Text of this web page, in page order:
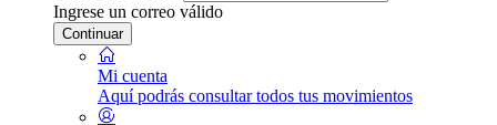
Ingrese un correo válido
Continuar
Mi cuenta
Aquí podrás consultar todos tus movimientos